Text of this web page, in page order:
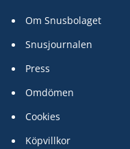
Om Snusbolaget
Snusjournalen
Press
Omdömen
Cookies
Köpvillkor